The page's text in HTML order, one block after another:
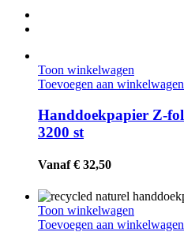
Toon winkelwagen
Toevoegen aan winkelwagen
Handdoekpapier Z-
3200 st
Vanaf € 32,50
Toon winkelwagen
Toevoegen aan winkelwagen